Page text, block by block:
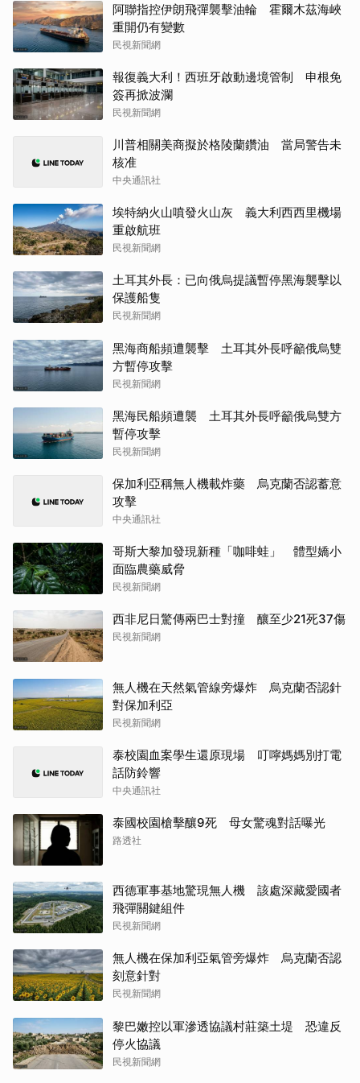
阿聯指控伊朗飛彈襲擊油輪 霍爾木茲海峽
重開仍有變數
民視新聞網
報復義大利！西班牙啟動邊境管制 申根免
簽再掀波瀾
民視新聞網
川普相關美商擬於格陵蘭鑽油 當局警告未
核准
中央通訊社
埃特納火山噴發火山灰 義大利西西里機場
重啟航班
民視新聞網
土耳其外長：已向俄烏提議暫停黑海襲擊以
保護船隻
民視新聞網
黑海商船頻遭襲擊 土耳其外長呼籲俄烏雙
方暫停攻擊
民視新聞網
黑海民船頻遭襲 土耳其外長呼籲俄烏雙方
暫停攻擊
民視新聞網
保加利亞稱無人機載炸藥 烏克蘭否認蓄意
攻擊
中央通訊社
哥斯大黎加發現新種「咖啡蛙」 體型嬌小
面臨農藥威脅
民視新聞網
西非尼日驚傳兩巴士對撞 釀至少21死37傷
民視新聞網
無人機在天然氣管線旁爆炸 烏克蘭否認針
對保加利亞
民視新聞網
泰校園血案學生還原現場 叮嚀媽媽別打電
話防鈴響
中央通訊社
泰國校園槍擊釀9死 母女驚魂對話曝光
路透社
西德軍事基地驚現無人機 該處深藏愛國者
飛彈關鍵組件
民視新聞網
無人機在保加利亞氣管旁爆炸 烏克蘭否認
刻意針對
民視新聞網
黎巴嫩控以軍滲透協議村莊築土堤 恐違反
停火協議
民視新聞網